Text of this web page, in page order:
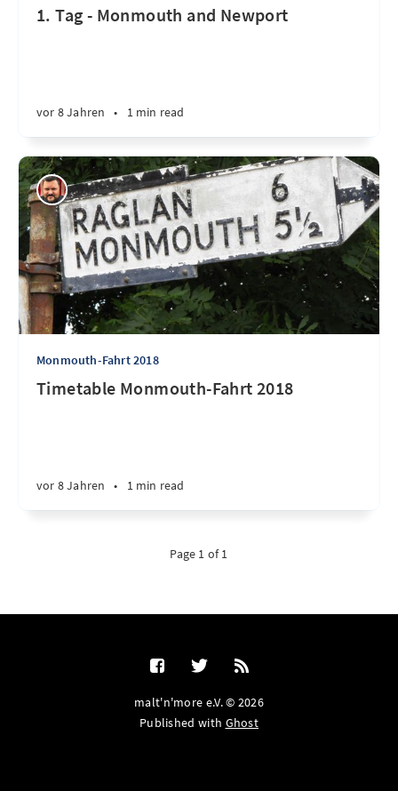
1. Tag - Monmouth and Newport
vor 8 Jahren • 1 min read
Monmouth-Fahrt 2018
Timetable Monmouth-Fahrt 2018
vor 8 Jahren • 1 min read
Page 1 of 1
malt'n'more e.V. © 2026
Published with Ghost